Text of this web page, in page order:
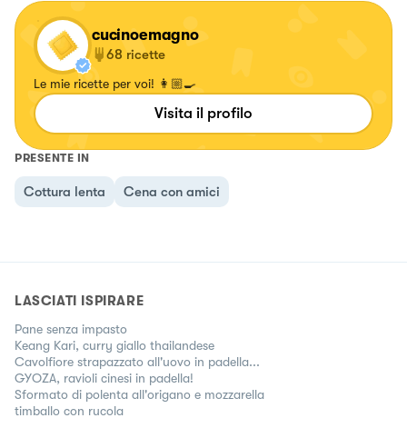
cucinoemagno
68 ricette
Le mie ricette per voi! 👩🏼‍🍳
Visita il profilo
PRESENTE IN
Cottura lenta Cena con amici
LASCIATI ISPIRARE
Pane senza impasto
Keang Kari, curry giallo thailandese
Cavolfiore strapazzato all'uovo in padella...
GYOZA, ravioli cinesi in padella!
Sformato di polenta all'origano e mozzarella
timballo con rucola